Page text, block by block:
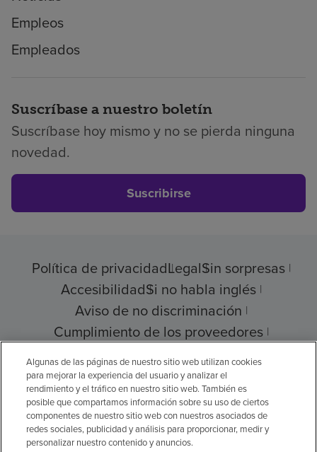
Empleos
Empleados
Suscríbase a nuestro boletín
Suscríbase hoy mismo y no se pierda ninguna
novedad.
Suscribirse
Política de privacidadLegalSin sorpresas
AccesibilidadSi no habla inglés
Aviso de no discriminación
Cumplimiento de los proveedores
Transparencia de precios
© 2026 Encompass Health Corporation
Preferencias de cookies
Algunas de las páginas de nuestro sitio web utilizan cookies
para mejorar la experiencia del usuario y analizar el
rendimiento y el tráfico en nuestro sitio web. También es
posible que compartamos información sobre su uso de ciertos
componentes de nuestro sitio web con nuestros asociados de
redes sociales, publicidad y análisis para proporcionar, medir y
personalizar nuestro contenido y anuncios.